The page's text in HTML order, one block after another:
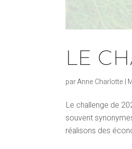
LE
parAnne Charlotte |
Le challenge de
souvent
réalisons des